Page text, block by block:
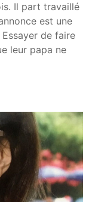
Il part travaillé
est une
de faire
leur papa ne